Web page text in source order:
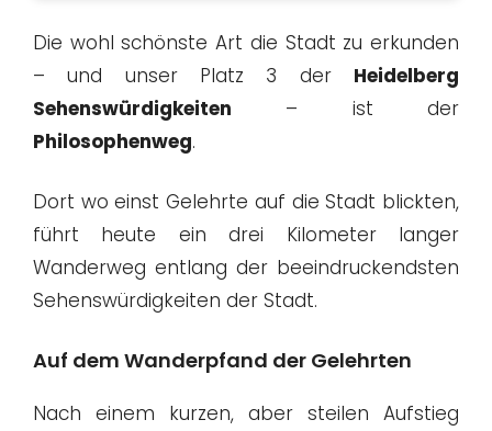
Die wohl schönste Art die Stadt zu erkunden
– und unser Platz 3 der Heidelberg
Sehenswürdigkeiten – ist der
Philosophenweg.
Dort wo einst Gelehrte auf die Stadt blickten,
führt heute ein drei Kilometer langer
Wanderweg entlang der beeindruckendsten
Sehenswürdigkeiten der Stadt.
Auf dem Wanderpfand der Gelehrten
Nach einem kurzen, aber steilen Aufstieg